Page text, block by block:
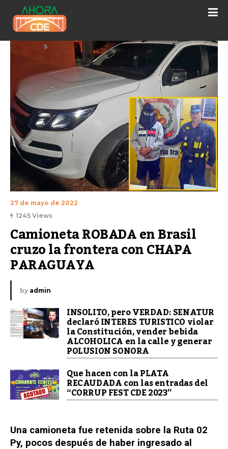
27 de mayo de 2022
1245 Views
Camioneta ROBADA en Brasil
cruzo la frontera con CHAPA
PARAGUAYA
by admin
INSOLITO, pero VERDAD: SENATUR
declaró INTERES TURISTICO violar
la Constitución, vender bebida
ALCOHOLICA en la calle y generar
POLUSION SONORA
Que hacen con la PLATA
RECAUDADA con las entradas del
“CORRUP FEST CDE 2023”
Una camioneta fue retenida sobre la Ruta 02
Py, pocos después de haber ingresado al